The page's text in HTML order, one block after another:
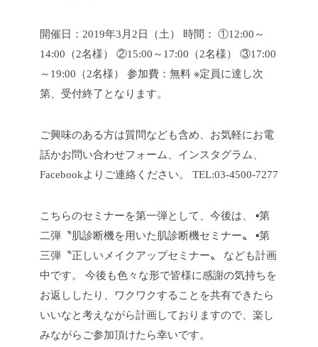
開催日：2019年3月2日（土） 時間：
①12:00～
14:00（2名様）
②15:00～17:00（2名様）
③17:00
～19:00（2名様）
参加費：無料 ※定員に達し次
第、受付終了となります。
ご興味のある方は質問なども含め、お気軽にお電
話かお問い合わせフォーム、インスタグラム、
Facebookよりご連絡ください。
TEL:03-4500-7277
こちらのセミナーを第一弾として、今後は、
▪第
二弾〝肌診断機を用いた肌診断機セミナー〟
▪第
三弾〝正しいメイクアップセミナー〟
なども計画
中です。
今後も色々な形で皆様に感謝の気持ちを
お返ししたり、ワクワクすることを共有できたら
いいなと考えながら計画しておりますので、楽し
みながらご参加頂けたら幸いです。